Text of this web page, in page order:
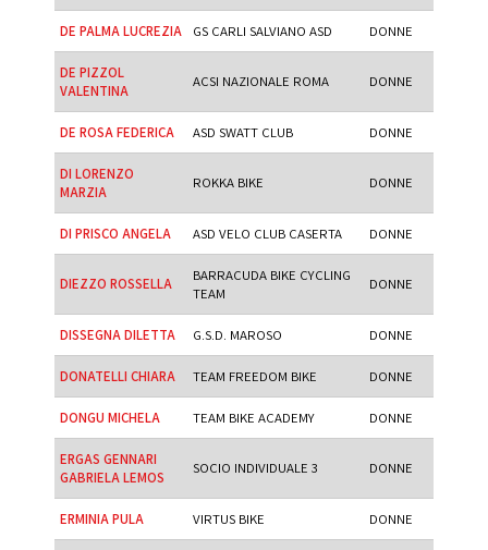
DE PALMA LUCREZIA GS CARLI SALVIANO ASD DONNE
DE PIZZOL
VALENTINA
ACSI NAZIONALE ROMA DONNE
DE ROSA FEDERICA ASD SWATT CLUB DONNE
DI LORENZO
MARZIA
ROKKA BIKE DONNE
DI PRISCO ANGELA ASD VELO CLUB CASERTA DONNE
DIEZZO ROSSELLA
BARRACUDA BIKE CYCLING
TEAM
DONNE
DISSEGNA DILETTA G.S.D. MAROSO DONNE
DONATELLI CHIARA TEAM FREEDOM BIKE DONNE
DONGU MICHELA TEAM BIKE ACADEMY DONNE
ERGAS GENNARI
GABRIELA LEMOS
SOCIO INDIVIDUALE 3 DONNE
ERMINIA PULA VIRTUS BIKE DONNE